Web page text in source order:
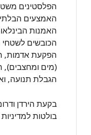
האמצעים
האמנות
הכובשים לשטחי
הפקעת אדמות,
(מים ומחצבים),
הגבלת תנועה,
בקעת הירדן
בולטות למדיניות